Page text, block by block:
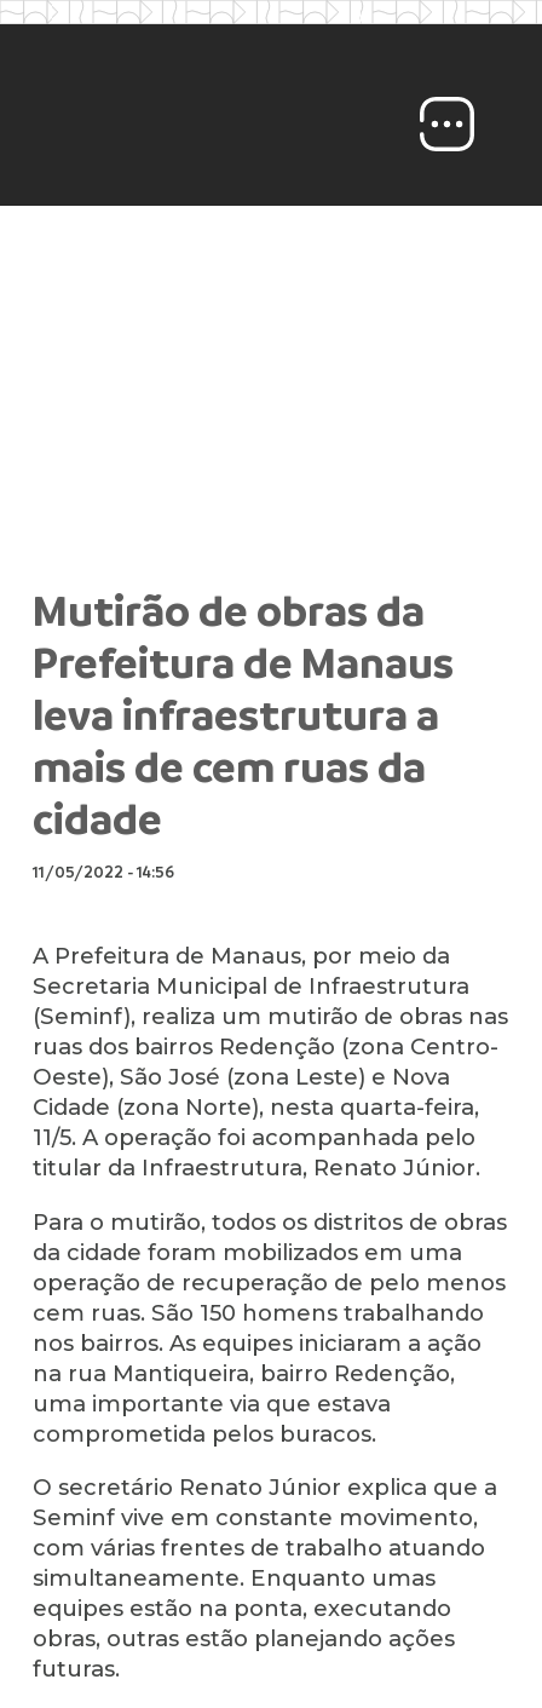
Mutirão de obras da
Prefeitura de Manaus
leva infraestrutura a
mais de cem ruas da
cidade
11/05/2022 -14:56
A Prefeitura de Manaus, por meio da
Secretaria Municipal de Infraestrutura
(Seminf), realiza um mutirão de obras nas
ruas dos bairros Redenção (zona Centro-
Oeste), São José (zona Leste) e Nova
Cidade (zona Norte), nesta quarta-feira,
11/5. A operação foi acompanhada pelo
titular da Infraestrutura, Renato Júnior.
Para o mutirão, todos os distritos de obras
da cidade foram mobilizados em uma
operação de recuperação de pelo menos
cem ruas. São 150 homens trabalhando
nos bairros. As equipes iniciaram a ação
na rua Mantiqueira, bairro Redenção,
uma importante via que estava
comprometida pelos buracos.
O secretário Renato Júnior explica que a
Seminf vive em constante movimento,
com várias frentes de trabalho atuando
simultaneamente. Enquanto umas
equipes estão na ponta, executando
obras, outras estão planejando ações
futuras.